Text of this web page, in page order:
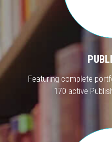
Featuring complete
170 active